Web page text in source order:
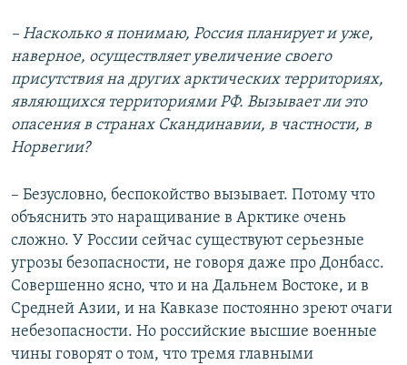
– Насколько я понимаю, Россия планирует и уже,
наверное, осуществляет увеличение своего
присутствия на других арктических территориях,
являющихся территориями РФ. Вызывает ли это
опасения в странах Скандинавии, в частности, в
Норвегии?
– Безусловно, беспокойство вызывает. Потому что
объяснить это наращивание в Арктике очень
сложно. У России сейчас существуют серьезные
угрозы безопасности, не говоря даже про Донбасс.
Совершенно ясно, что и на Дальнем Востоке, и в
Средней Азии, и на Кавказе постоянно зреют очаги
небезопасности. Но российские высшие военные
чины говорят о том, что тремя главными